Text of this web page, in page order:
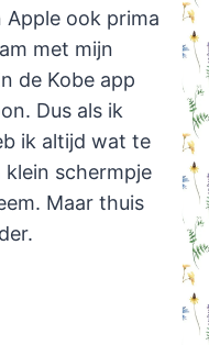
Apple ook prima
met mijn
de Kobe app
Dus als ik
ik altijd wat te
klein schermpje
Maar thuis